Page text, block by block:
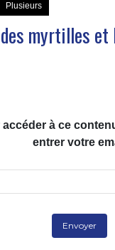
Plusieurs
myrtilles et
accéder à ce
entrer votre